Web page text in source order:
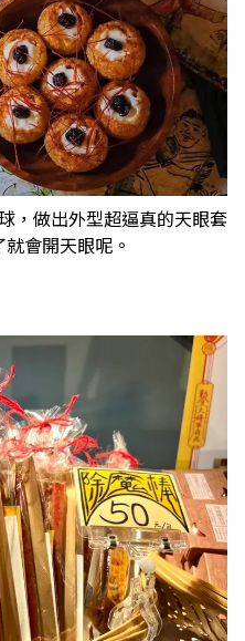
，做出外型超逼真的天眼套
會開天眼呢。